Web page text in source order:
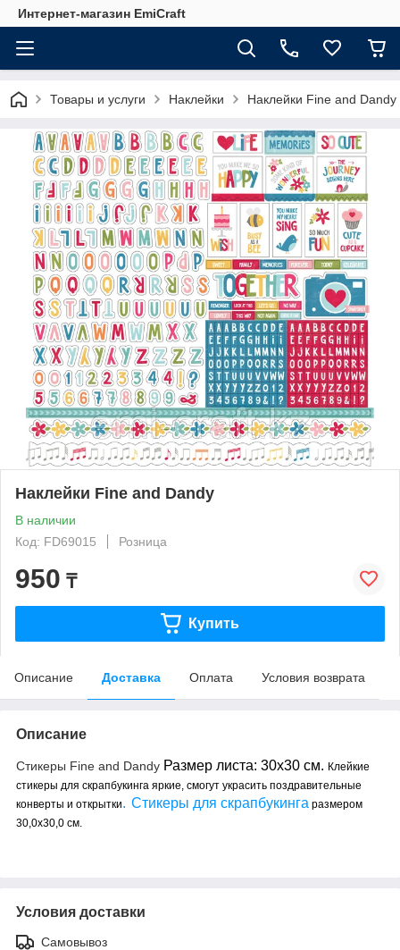
Интернет-магазин EmiCraft
Товары и услуги Наклейки Наклейки Fine and Dandy
Наклейки Fine and Dandy
В наличии
Код: FD69015
Розница
950 ₸
Купить
Описание Доставка Оплата Условия возврата
Описание
Стикеры Fine and Dandy Размер листа: 30х30 см. Клейкие
стикеры для скрапбукинга яркие, смогут украсить поздравительные
конверты и открытки. Стикеры для скрапбукинга размером
30,0х30,0 см.
Условия доставки
Самовывоз